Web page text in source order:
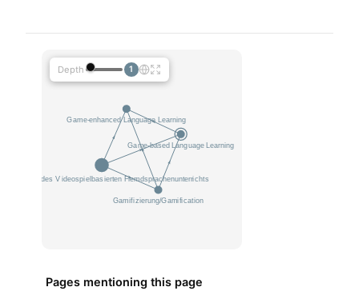
Depth 1
Pages mentioning this page